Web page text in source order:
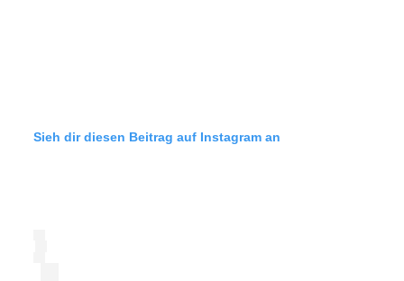
Sieh dir diesen Beitrag auf Instagram an